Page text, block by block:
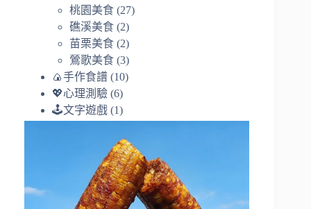
桃園美食 (27)
礁溪美食 (2)
苗栗美食 (2)
鶯歌美食 (3)
🍙手作食譜 (10)
💖心理測驗 (6)
🕹️文字遊戲 (1)